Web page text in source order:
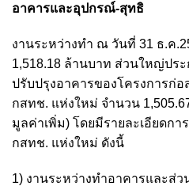
อาคารและอุปกรณ์-สุทธิ
งานระหว่างทำ ณ วันที่ 31 ธ.ค
1,518.18 ล้านบาท ส่วนใหญ่ปร
ปรับปรุงอาคารของโครงการก่
กสทช. แห่งใหม่ จำนวน
มูลค่าเพิ่ม) โดยมีรายละเอียดก
กสทช. แห่งใหม่ ดังนี้
1) งานระหว่างทำอาคารและส่